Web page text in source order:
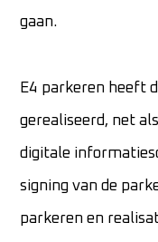
gaan.
E4 parkeren heeft
gerealiseerd, net
digitale
signing van de
parkeren en